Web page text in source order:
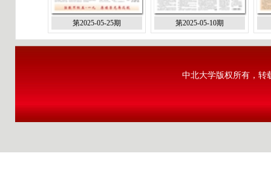
第2025-05-25期 第2025-05-10期
中北大学版权所有，转